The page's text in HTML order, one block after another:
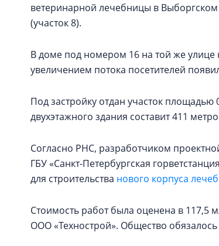
ветеринарной лечебницы в
(участок 8).
В доме под номером 16 на той же улице
увеличением потока посетителей
Под застройку отдан участок
двухэтажного здания составит 411
Согласно РНС, разработчиком
ГБУ «Санкт-Петербургская
для строительства нового корпуса
Стоимость работ была оценена в 117,5
ООО «Технострой». Общество обязалось